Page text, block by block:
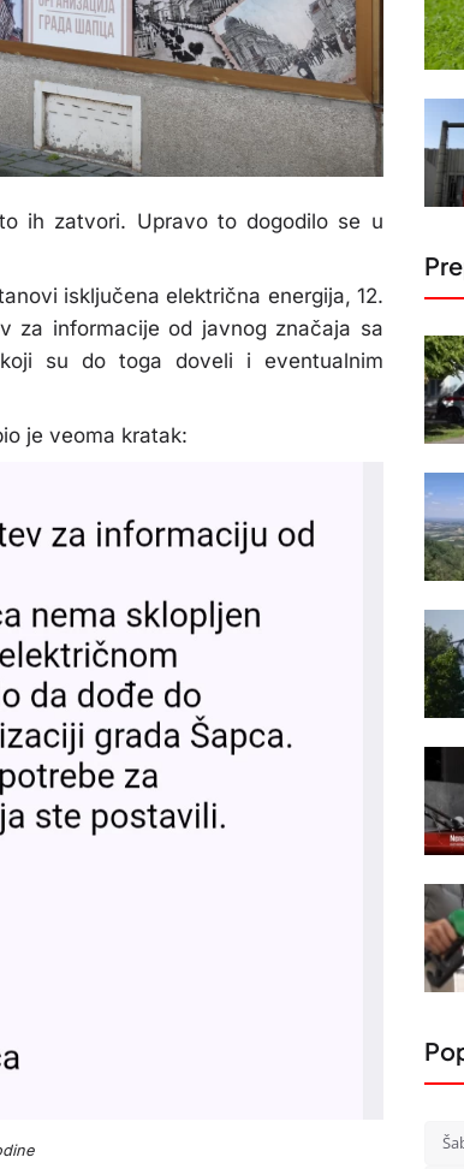
ih zatvori. Upravo to dogodilo se u
isključena električna energija, 12.
za informacije od javnog značaja sa
su do toga doveli i eventualnim
je veoma kratak: